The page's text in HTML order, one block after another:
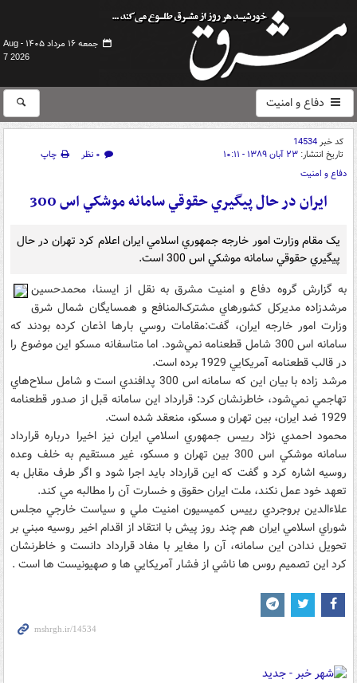
جمعه ۱۶ مرداد ۱۴۰۵ -
Aug
7 2026
دفاع و امنیت
کد خبر14534
تاریخ انتشار: ۲۳ آبان ۱۳۸۹ - ۱۰:۱۱ ۰ نظر
چاپ
دفاع و امنیت
ايران در حال پيگيري حقوقي سامانه موشکي اس 300
يک مقام وزارت امور خارجه جمهوري اسلامي ايران اعلام کرد تهران در حال
پيگيري حقوقي سامانه موشکي اس 300 است.
به گزارش گروه دفاع و امنيت مشرق به نقل از ايسنا، محمدحسين
مرشد‌زاده مديرکل کشورهاي مشترک‌المنافع و همسايگان شمال شرق
وزارت امور خارجه ايران، گفت:‌مقامات روسي بارها اذعان کرده‌ بودند که
سامانه اس 300 شامل قطعنامه نمي‌شود. اما متاسفانه مسکو اين موضوع را
در قالب قطعنامه آمريکايي 1929 برده است.
مرشد زاده با بيان اين که سامانه اس 300 پدافندي است و شامل سلاح‌هاي
تهاجمي نمي‌شود، خاطرنشان کرد: قرارداد اين سامانه قبل از صدور قطعنامه
1929 ضد ايران، بين تهران و مسکو، منعقد شده است.
محمود احمدي نژاد رييس جمهوري اسلامي ايران نيز اخيرا درباره قرارداد
سامانه موشکي اس 300 بين تهران و مسکو، غير مستقيم به خلف وعده
روسيه اشاره کرد و گفت که اين قرارداد بايد اجرا شود و اگر طرف مقابل به
تعهد خود عمل نکند، ملت ايران حقوق و خسارت آن را مطالبه مي کند.
علاءالدين بروجردي رييس کميسيون امنيت ملي و سياست خارجي مجلس
شوراي اسلامي ايران هم چند روز پيش با انتقاد از اقدام اخير روسيه مبني بر
تحويل ندادن اين سامانه، آن را مغاير با مفاد قرارداد دانست و خاطرنشان
کرد اين تصميم روس ها ناشي از فشار آمريکايي ها و صهيونيست ها است .